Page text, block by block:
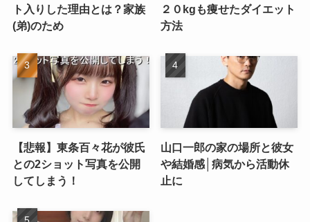
ト入りした理由とは？家族
(弟)のため
２０kgも痩せたダイエット
方法
【悲報】東条百々花が彼氏
との2ショット写真を公開
してしまう！
山口一郎の家の場所と彼女
や結婚感│病気から活動休
止に